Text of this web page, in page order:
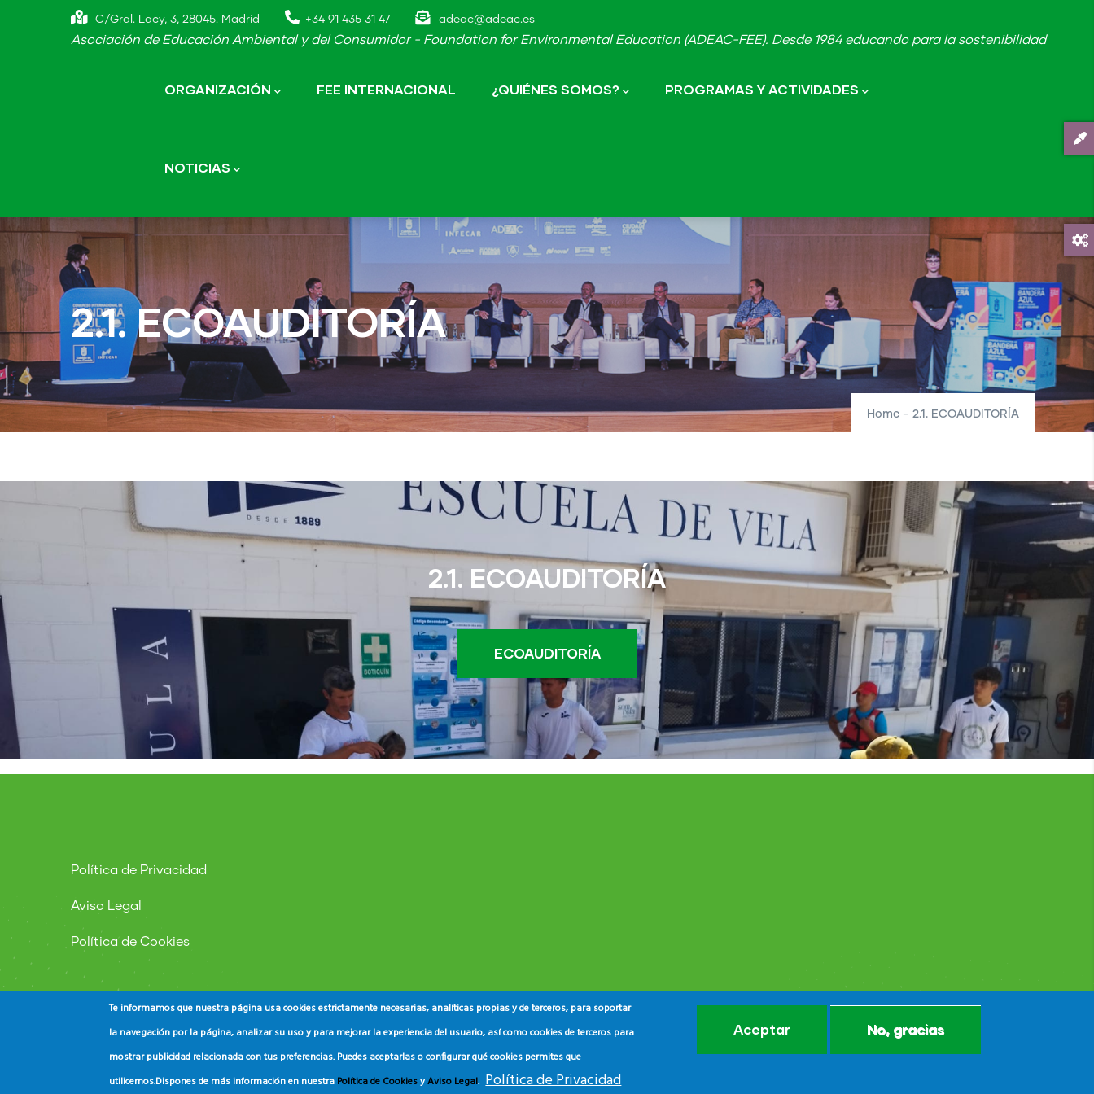
C/Gral. Lacy, 3, 28045. Madrid +34 91 435 31 47 adeac@adeac.es
Asociación de Educación Ambiental y del Consumidor - Foundation for Environmental Education (ADEAC-FEE). Desde 1984 educando para la sostenibilidad
navigation
ORGANIZACIÓN FEE INTERNACIONAL ¿QUIÉNES SOMOS? PROGRAMAS Y ACTIVIDADES
NOTICIAS
2.1. ECOAUDITORÍA
Home - 2.1. ECOAUDITORÍA
2.1. ECOAUDITORÍA
ECOAUDITORÍA
Política de Privacidad
Aviso Legal
Política de Cookies
© Copyright ADEAC2023. All Rights Reserved.
Te informamos que nuestra página usa cookies estrictamente necesarias, analíticas propias y de terceros, para soportar
la navegación por la página, analizar su uso y para mejorar la experiencia del usuario, así como cookies de terceros para
mostrar publicidad relacionada con tus preferencias. Puedes aceptarlas o configurar qué cookies permites que
utilicemos.Dispones de más información en nuestra Política de CookiesyAviso Legal. Política de Privacidad
Aceptar No, gracias